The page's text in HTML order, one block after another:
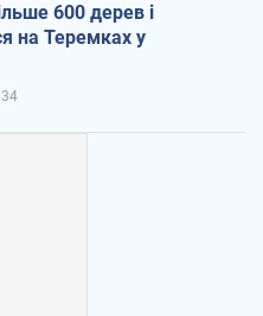
600 дерев і
на Теремках у